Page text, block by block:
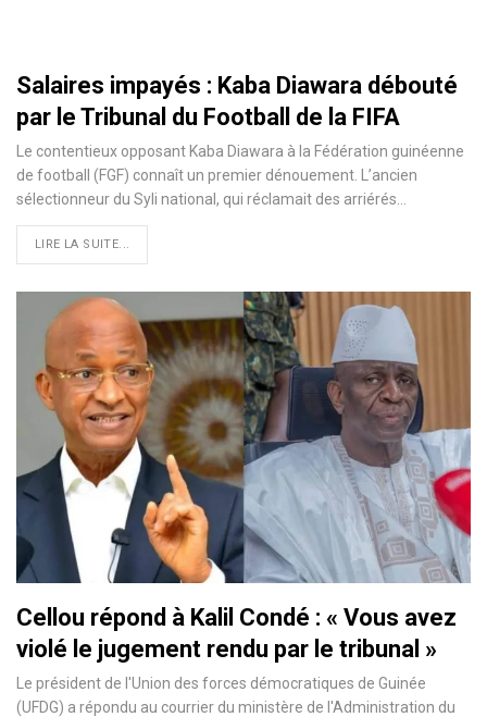
Salaires impayés : Kaba Diawara débouté
par le Tribunal du Football de la FIFA
Le contentieux opposant Kaba Diawara à la Fédération guinéenne
de football (FGF) connaît un premier dénouement. L’ancien
sélectionneur du Syli national, qui réclamait des arriérés…
LIRE LA SUITE...
Cellou répond à Kalil Condé : « Vous avez
violé le jugement rendu par le tribunal »
Le président de l'Union des forces démocratiques de Guinée
(UFDG) a répondu au courrier du ministère de l'Administration du